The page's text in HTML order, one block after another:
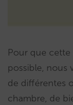
Pour que cette
possible, nous
de différentes
chambre, de